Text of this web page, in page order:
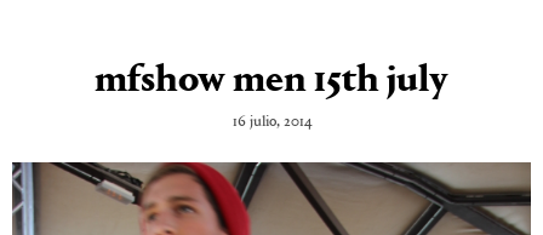
mfshow men 15th july
16 julio, 2014